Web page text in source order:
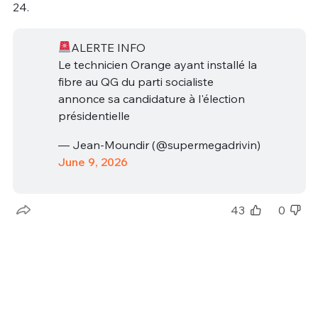
24.
ALERTE INFO
Le technicien Orange ayant installé la
fibre au QG du parti socialiste
annonce sa candidature à l'élection
présidentielle
— Jean-Moundir (@supermegadrivin)
June 9, 2026
43 0